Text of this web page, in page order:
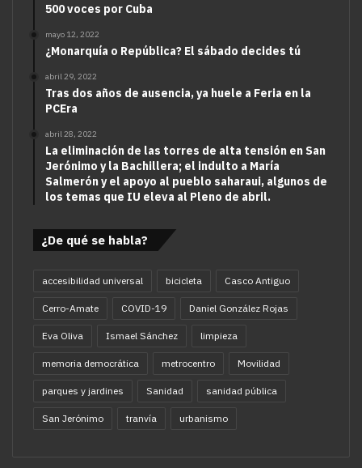
500 voces por Cuba
mayo 12, 2022
¿Monarquía o República? El sábado decides tú
abril 29, 2022
Tras dos años de ausencia, ya huele a Feria en la
PCEra
abril 28, 2022
La eliminación de las torres de alta tensión en San
Jerónimo y la Bachillera; el indulto a María
Salmerón y el apoyo al pueblo saharaui, algunos de
los temas que IU eleva al Pleno de abril.
¿De qué se habla?
accesibilidad universal bicicleta Casco Antiguo
Cerro-Amate COVID-19 Daniel González Rojas
Eva Oliva Ismael Sánchez limpieza
memoria democrática metrocentro Movilidad
parques y jardines Sanidad sanidad pública
San Jerónimo tranvía urbanismo